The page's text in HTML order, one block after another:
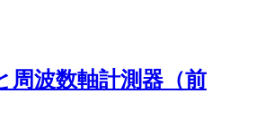
周波数軸計測器（前